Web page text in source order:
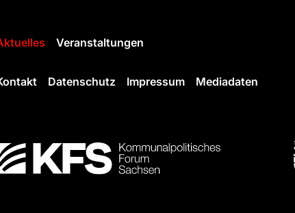
Veranstaltungen
Datenschutz Impressum Mediadaten